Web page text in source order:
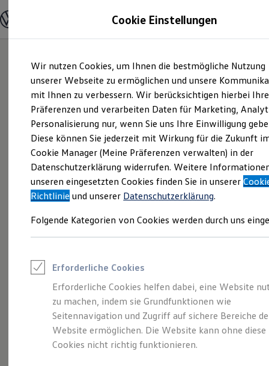
Hauptinhalt
springen
Footer
springen
Modelle und Konfigurator
Modelle vergleichen
Elektroautos
ENERGY Sondermodelle
Nutzfahrzeuge
SUV und CUV
Familienautos
Kombis
Kompaktwagen
Sportwagen
Schnell verfügbare Fahrzeuge
Angebote und Produkte
Aktuelle Angebote
E-Auto-Förderung
Volkswagen Marktplatz
Junge Gebrauchtwagen und Gebrauchtwagen
Saisonangebote
Leasing
Leasing-Angebote
Gebrauchtwagen Leasing
Junge Gebrauchtwagen-Leasing
Elektroauto Leasing
Kleinwagen-Leasing
Leasing ohne Anzahlung
Der ID.7 Tourer
Cookie Einstellungen
Wir nutzen Cookies, um Ihnen die bestmögliche Nutzung
unserer Webseite zu ermöglichen und unsere
mit Ihnen zu verbessern. Wir berücksichtigen hierbei Ihre
Präferenzen und verarbeiten Daten für Marketing,
Personalisierung nur, wenn Sie uns Ihre Einwilligung
Diese können Sie jederzeit mit Wirkung für die Zukunft
Cookie Manager (Meine Präferenzen verwalten) in der
Datenschutzerklärung widerrufen. Weitere
unseren eingesetzten Cookies finden Sie in unserer
Richtlinie und unserer Datenschutzerklärung.
Folgende Kategorien von Cookies werden durch uns
Erforderliche Cookies
Erforderliche Cookies helfen dabei, eine Website
zu machen, indem sie Grundfunktionen wie
Seitennavigation und Zugriff auf sichere Bereiche
Website ermöglichen. Die Website kann ohne diese
Cookies nicht richtig funktionieren.